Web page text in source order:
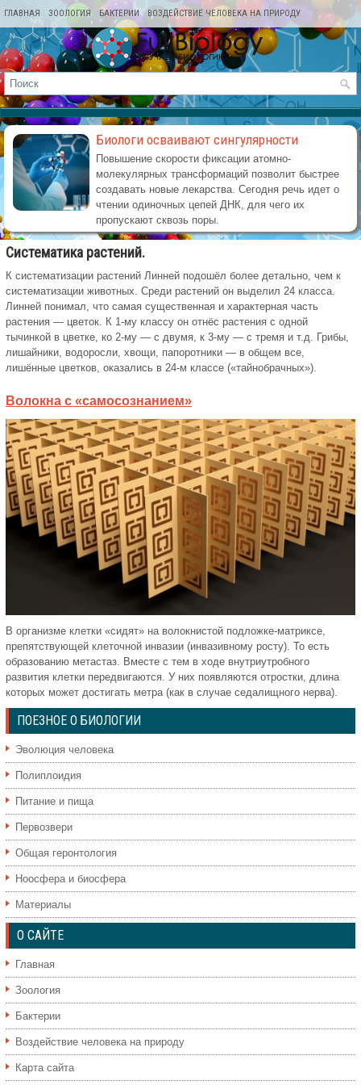
ГЛАВНАЯ ЗООЛОГИЯ БАКТЕРИИ ВОЗДЕЙСТВИЕ ЧЕЛОВЕКА НА ПРИРОДУ
КАРТА САЙТА
Биологи осваивают сингулярности
Повышение скорости фиксации атомно-
молекулярных трансформаций позволит быстрее
создавать новые лекарства. Сегодня речь идет о
чтении одиночных цепей ДНК, для чего их
пропускают сквозь поры.
Систематика растений.
К систематизации растений Линней подошёл более детально, чем к
систематизации животных. Среди растений он выделил 24 класса.
Линней понимал, что самая существенная и характерная часть
растения — цветок. К 1-му классу он отнёс растения с одной
тычинкой в цветке, ко 2-му — с двумя, к 3-му — с тремя и т.д. Грибы,
лишайники, водоросли, хвощи, папоротники — в общем все,
лишённые цветков, оказались в 24-м классе («тайнобрачных»).
Волокна с «самосознанием»
В организме клетки «сидят» на волокнистой подложке-матриксе,
препятствующей клеточной инвазии (инвазивному росту). То есть
образованию метастаз. Вместе с тем в ходе внутриутробного
развития клетки передвигаются. У них появляются отростки, длина
которых может достигать метра (как в случае седалищного нерва).
ПОЕЗНОЕ О БИОЛОГИИ
Эволюция человека
Полиплоидия
Питание и пища
Первозвери
Общая геронтология
Ноосфера и биосфера
Материалы
О САЙТЕ
Главная
Зоология
Бактерии
Воздействие человека на природу
Карта сайта